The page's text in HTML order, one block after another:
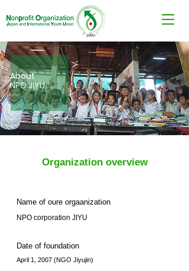
About
NPO JIYU
Organization overview
Name of oure orgaanization
NPO corporation JIYU
Date of foundation
April 1, 2007 (NGO Jiyujin)